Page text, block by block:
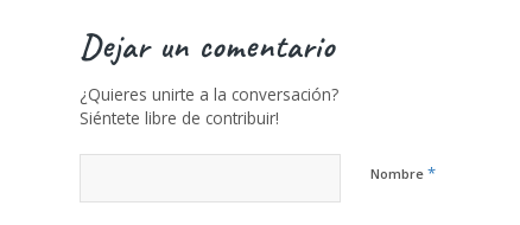
Dejar un comentario
¿Quieres unirte a la conversación?
Siéntete libre de contribuir!
Nombre *